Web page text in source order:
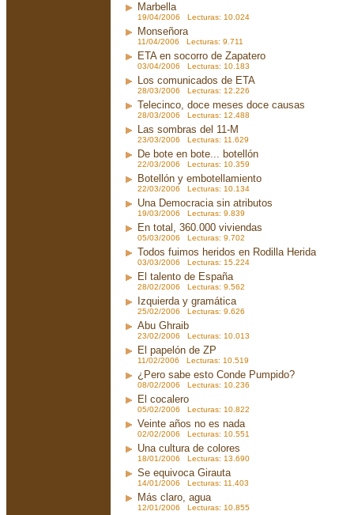
Marbella
19/04/2006 Lecturas: 10.024
Monseñora
11/04/2006 Lecturas: 9.711
ETA en socorro de Zapatero
03/04/2006 Lecturas: 10.183
Los comunicados de ETA
28/03/2006 Lecturas: 12.226
Telecinco, doce meses doce causas
28/03/2006 Lecturas: 12.488
Las sombras del 11-M
23/03/2006 Lecturas: 11.629
De bote en bote... botellón
22/03/2006 Lecturas: 10.359
Botellón y embotellamiento
22/03/2006 Lecturas: 10.134
Una Democracia sin atributos
19/03/2006 Lecturas: 9.839
En total, 360.000 viviendas
05/03/2006 Lecturas: 9.702
Todos fuimos heridos en Rodilla Herida
03/03/2006 Lecturas: 15.224
El talento de España
28/02/2006 Lecturas: 9.562
Izquierda y gramática
25/02/2006 Lecturas: 9.626
Abu Ghraib
23/02/2006 Lecturas: 10.013
El papelón de ZP
11/02/2006 Lecturas: 10.519
¿Pero sabe esto Conde Pumpido?
08/02/2006 Lecturas: 10.236
El cocalero
05/02/2006 Lecturas: 10.822
Veinte años no es nada
02/02/2006 Lecturas: 10.551
Una cultura de colores
18/01/2006 Lecturas: 13.690
Se equivoca Girauta
14/01/2006 Lecturas: 11.403
Más claro, agua
12/01/2006 Lecturas: 10.855